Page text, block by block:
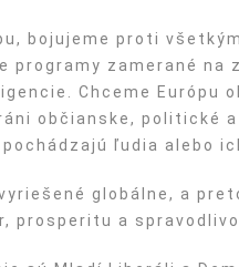
bojujeme proti
programy zamerané na
Chceme Európu
občianske, politické
ľudia alebo
globálne, a
prosperitu a